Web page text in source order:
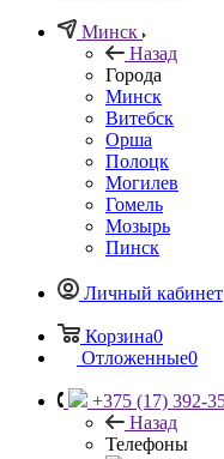
Минск
Назад
Города
Минск
Витебск
Орша
Полоцк
Могилев
Гомель
Мозырь
Пинск
Личный кабинет
Корзина0
Отложенные0
+375 (17) 392-
Назад
Телефоны